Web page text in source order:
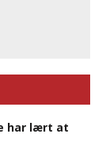
har lært at